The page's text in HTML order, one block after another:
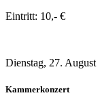
Eintritt: 10,- €
Dienstag, 27.
Kammerkonzert